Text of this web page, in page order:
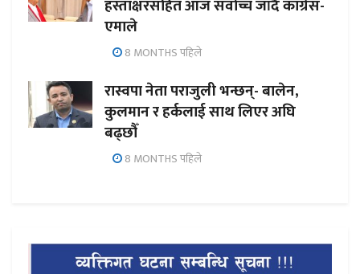
हस्ताक्षरसहित आज सर्वोच्च जाँदै कांग्रेस-
एमाले
8 MONTHS पहिले
रास्वपा नेता पराजुली भन्छन्- बालेन,
कुलमान र हर्कलाई साथ लिएर अघि
बढ्छौँ
8 MONTHS पहिले